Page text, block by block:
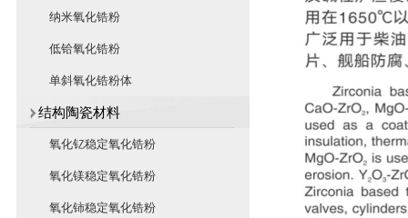
纳米氧化锆粉
低铪氧化锆粉
单斜氧化锆粉体
结构陶瓷材料
氧化钇稳定氧化锆粉
氧化镁稳定氧化锆粉
氧化铈稳定氧化锆粉